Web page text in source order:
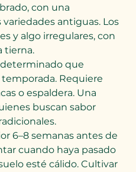
con una
antiguas. Los
y algo irregulares, con
tierna.
que
Requiere
o espaldera. Una
buscan sabor
6–8 semanas antes de
cuando haya pasado
esté cálido. Cultivar